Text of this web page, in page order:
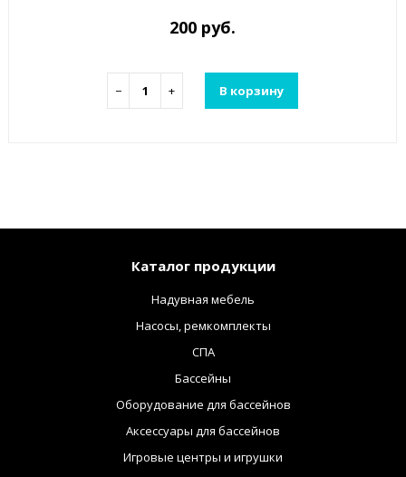
200 руб.
− + В корзину
Каталог продукции
Надувная мебель
Насосы, ремкомплекты
СПА
Бассейны
Оборудование для бассейнов
Аксессуары для бассейнов
Игровые центры и игрушки